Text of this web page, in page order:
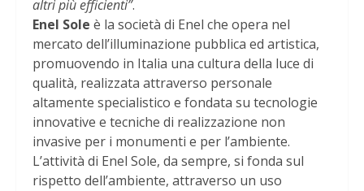
altri più efficienti”.
Enel Sole è la società di Enel che opera nel
mercato dell’illuminazione pubblica ed artistica,
promuovendo in Italia una cultura della luce di
qualità, realizzata attraverso personale
altamente specialistico e fondata su tecnologie
innovative e tecniche di realizzazione non
invasive per i monumenti e per l’ambiente.
L’attività di Enel Sole, da sempre, si fonda sul
rispetto dell’ambiente, attraverso un uso